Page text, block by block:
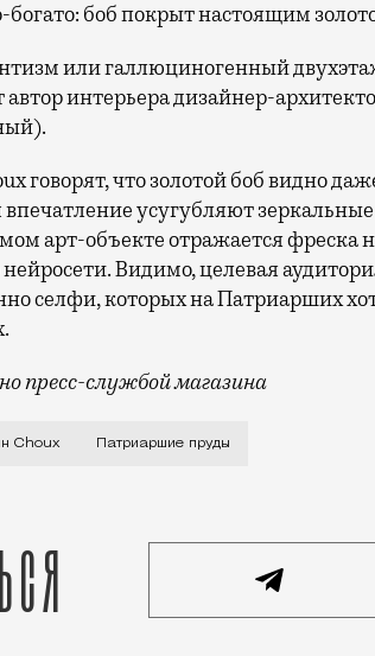
богато: боб покрыт настоящим
или галлюциногенный
интерьера дизайнер-
говорят, что золотой боб видно
усугубляют
арт-объекте отражается фреска
Видимо, целевая
селфи, которых на Патриарших
пресс-службой магазина
бренд одежды Choux («Чукс»),
Choux Патриаршие пруды